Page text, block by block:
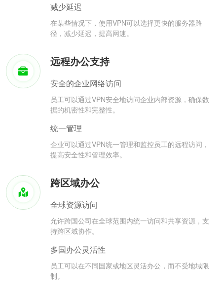
减少延迟
在某些情况下，使用VPN可以选择更快的服务器路
径，减少延迟，提高网速。
远程办公支持
安全的企业网络访问
员工可以通过VPN安全地访问企业内部资源，确保数
据的机密性和完整性。
统一管理
企业可以通过VPN统一管理和监控员工的远程访问，
提高安全性和管理效率。
跨区域办公
全球资源访问
允许跨国公司在全球范围内统一访问和共享资源，支
持跨区域协作。
多国办公灵活性
员工可以在不同国家或地区灵活办公，而不受地域限
制。